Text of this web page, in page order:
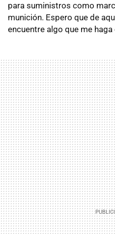
para suministros como
munición. Espero que de
encuentre algo que me